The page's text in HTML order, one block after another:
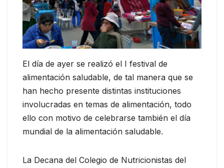
El día de ayer se realizó el I festival de
alimentación saludable, de tal manera que se
han hecho presente distintas instituciones
involucradas en temas de alimentación, todo
ello con motivo de celebrarse también el día
mundial de la alimentación saludable.
La Decana del Colegio de Nutricionistas del